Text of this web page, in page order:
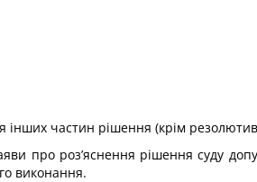
інших частин рішення (крім
про роз’яснення рішення суду
виконання.